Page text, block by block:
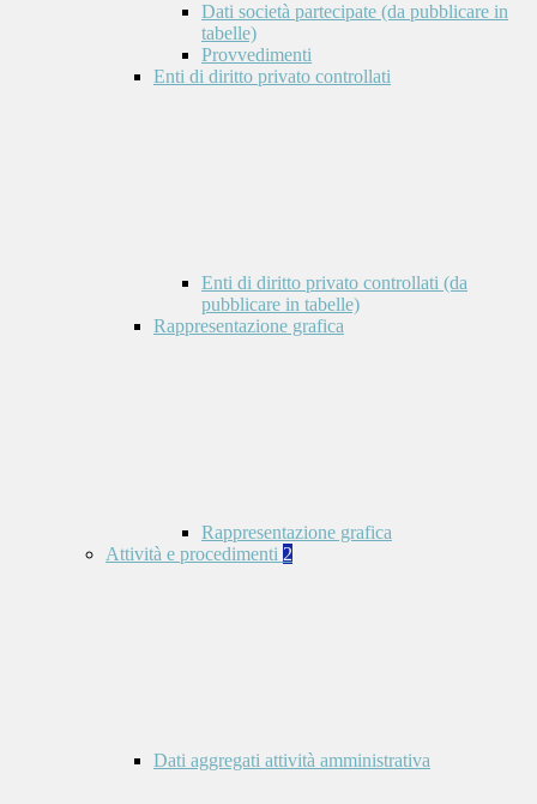
Dati società partecipate (da pubblicare in
tabelle)
Provvedimenti
Enti di diritto privato controllati
Enti di diritto privato controllati (da
pubblicare in tabelle)
Rappresentazione grafica
Rappresentazione grafica
Attività e procedimenti 2
Dati aggregati attività amministrativa